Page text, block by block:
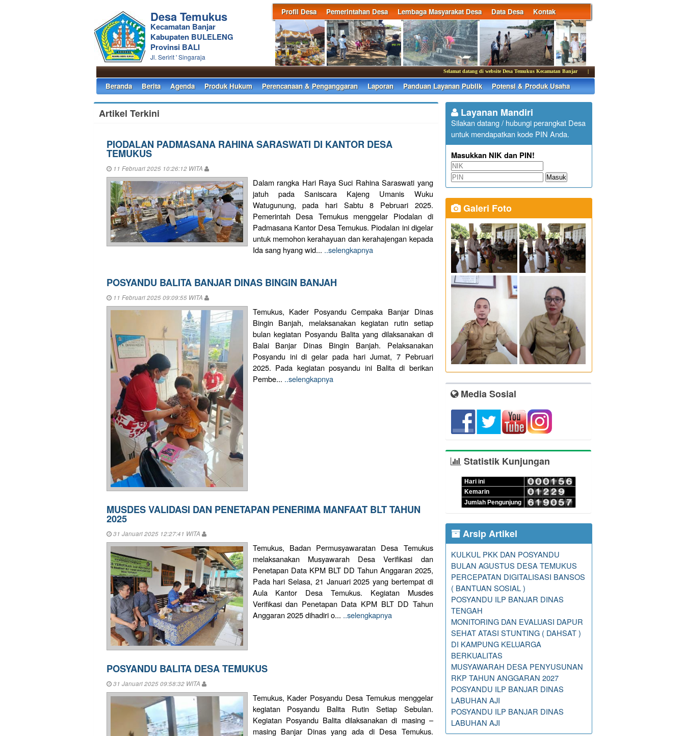
Profil Desa Pemerintahan Desa Lembaga Masyarakat Desa Data Desa Kontak
Desa Temukus
Kecamatan Banjar
Kabupaten BULELENG
Provinsi BALI
Jl. Seririt ' Singaraja
Selamat datang di website Desa Temukus Kecamatan Banjar | Kantor Desa Temukus membuka
Beranda Berita Agenda Produk Hukum Perencanaan & Penganggaran Laporan Panduan Layanan Publik Potensi & Produk Usaha
Artikel Terkini
PIODALAN PADMASANA RAHINA SARASWATI DI KANTOR DESA
TEMUKUS
11 Februari 2025 10:26:12 WITA
Dalam rangka Hari Raya Suci Rahina Saraswati yang
jatuh pada Saniscara Kajeng Umanis Wuku
Watugunung, pada hari Sabtu 8 Pebruari 2025.
Pemerintah Desa Temukus menggelar Piodalan di
Padmasana Kantor Desa Temukus. Piodalan ini digelar
untuk memohon kerahayuan dan kerahajengan kepada
Ida sang hyang wid... ..selengkapnya
POSYANDU BALITA BANJAR DINAS BINGIN BANJAH
11 Februari 2025 09:09:55 WITA
Temukus, Kader Posyandu Cempaka Banjar Dinas
Bingin Banjah, melaksanakan kegiatan rutin setiap
bulan kegiatan Posyandu Balita yang dilaksanakan di
Balai Banjar Dinas Bingin Banjah. Pelaksanakan
Posyandu ini di gelar pada hari Jumat, 7 Pebruari
2025. Pada kegiatan posyandu ini Balita di berikan
Pembe... ..selengkapnya
MUSDES VALIDASI DAN PENETAPAN PENERIMA MANFAAT BLT TAHUN
2025
31 Januari 2025 12:27:41 WITA
Temukus, Badan Permusyawaratan Desa Temukus
melaksanakan Musyawarah Desa Verifikasi dan
Penetapan Data KPM BLT DD Tahun Anggaran 2025,
Pada hari Selasa, 21 Januari 2025 yang bertempat di
Aula Kantor Desa Temukus. Kegiatan Musdes
Verifikasi dan Penetapan Data KPM BLT DD Tahun
Anggaran 2025 dihadiri o... ..selengkapnya
POSYANDU BALITA DESA TEMUKUS
31 Januari 2025 09:58:32 WITA
Temukus, Kader Posyandu Desa Temukus menggelar
kegiatan Posyandu Balita Rutin Setiap Sebulan.
Kegiatan Posyandu Balita dilaksanakan di masing –
masing Banjar Dinas yang ada di Desa Temukus.
Layanan Mandiri
Silakan datang / hubungi perangkat Desa
untuk mendapatkan kode PIN Anda.
Masukkan NIK dan PIN!
Masuk
Galeri Foto
Media Sosial
Statistik Kunjungan
Hari ini
Kemarin
Jumlah Pengunjung
Arsip Artikel
KULKUL PKK DAN POSYANDU
BULAN AGUSTUS DESA TEMUKUS
PERCEPATAN DIGITALISASI BANSOS
( BANTUAN SOSIAL )
POSYANDU ILP BANJAR DINAS
TENGAH
MONITORING DAN EVALUASI DAPUR
SEHAT ATASI STUNTING ( DAHSAT )
DI KAMPUNG KELUARGA
BERKUALITAS
MUSYAWARAH DESA PENYUSUNAN
RKP TAHUN ANGGARAN 2027
POSYANDU ILP BANJAR DINAS
LABUHAN AJI
POSYANDU ILP BANJAR DINAS
LABUHAN AJI